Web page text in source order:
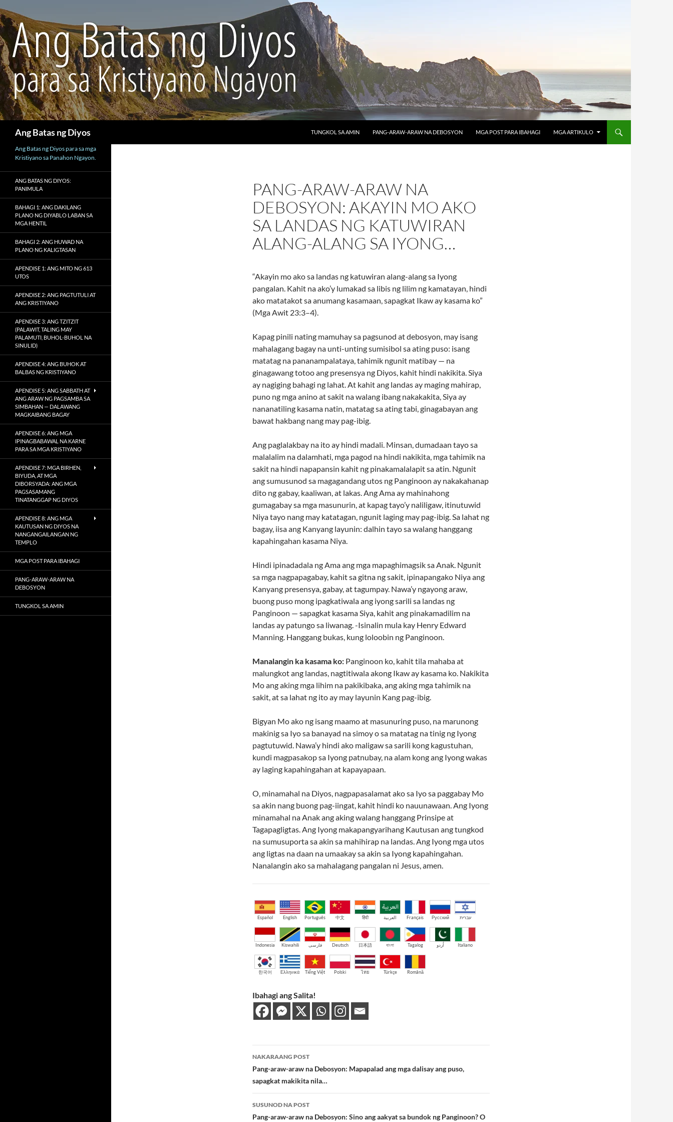
Ang Batas ng Diyos
TUNGKOL SA AMIN
PANG-ARAW-ARAW NA DEBOSYON MGA POST PARA IBAHAGI MGA ARTIKULO
PANG-ARAW-ARAW NA
DEBOSYON: AKAYIN MO AKO
SA LANDAS NG KATUWIRAN
ALANG-ALANG SA IYONG…
“Akayin mo ako sa landas ng katuwiran alang-alang sa Iyong
pangalan. Kahit na ako’y lumakad sa libis ng lilim ng kamatayan, hindi
ako matatakot sa anumang kasamaan, sapagkat Ikaw ay kasama ko”
(Mga Awit 23:3–4).
Kapag pinili nating mamuhay sa pagsunod at debosyon, may isang
mahalagang bagay na unti-unting sumisibol sa ating puso: isang
matatag na pananampalataya, tahimik ngunit matibay — na
ginagawang totoo ang presensya ng Diyos, kahit hindi nakikita. Siya
ay nagiging bahagi ng lahat. At kahit ang landas ay maging mahirap,
puno ng mga anino at sakit na walang ibang nakakakita, Siya ay
nananatiling kasama natin, matatag sa ating tabi, ginagabayan ang
bawat hakbang nang may pag-ibig.
Ang paglalakbay na ito ay hindi madali. Minsan, dumadaan tayo sa
malalalim na dalamhati, mga pagod na hindi nakikita, mga tahimik na
sakit na hindi napapansin kahit ng pinakamalalapit sa atin. Ngunit
ang sumusunod sa magagandang utos ng Panginoon ay nakakahanap
dito ng gabay, kaaliwan, at lakas. Ang Ama ay mahinahong
gumagabay sa mga masunurin, at kapag tayo’y naliligaw, itinutuwid
Niya tayo nang may katatagan, ngunit laging may pag-ibig. Sa lahat ng
bagay, iisa ang Kanyang layunin: dalhin tayo sa walang hanggang
kapahingahan kasama Niya.
Hindi ipinadadala ng Ama ang mga mapaghimagsik sa Anak. Ngunit
sa mga nagpapagabay, kahit sa gitna ng sakit, ipinapangako Niya ang
Kanyang presensya, gabay, at tagumpay. Nawa’y ngayong araw,
buong puso mong ipagkatiwala ang iyong sarili sa landas ng
Panginoon — sapagkat kasama Siya, kahit ang pinakamadilim na
landas ay patungo sa liwanag. -Isinalin mula kay Henry Edward
Manning. Hanggang bukas, kung loloobin ng Panginoon.
Manalangin ka kasama ko: Panginoon ko, kahit tila mahaba at
malungkot ang landas, nagtitiwala akong Ikaw ay kasama ko. Nakikita
Mo ang aking mga lihim na pakikibaka, ang aking mga tahimik na
sakit, at sa lahat ng ito ay may layunin Kang pag-ibig.
Bigyan Mo ako ng isang maamo at masunuring puso, na marunong
makinig sa Iyo sa banayad na simoy o sa matatag na tinig ng Iyong
pagtutuwid. Nawa’y hindi ako maligaw sa sarili kong kagustuhan,
kundi magpasakop sa Iyong patnubay, na alam kong ang Iyong wakas
ay laging kapahingahan at kapayapaan.
O, minamahal na Diyos, nagpapasalamat ako sa Iyo sa paggabay Mo
sa akin nang buong pag-iingat, kahit hindi ko nauunawaan. Ang Iyong
minamahal na Anak ang aking walang hanggang Prinsipe at
Tagapagligtas. Ang Iyong makapangyarihang Kautusan ang tungkod
na sumusuporta sa akin sa mahihirap na landas. Ang Iyong mga utos
ang ligtas na daan na umaakay sa akin sa Iyong kapahingahan.
Nanalangin ako sa mahalagang pangalan ni Jesus, amen.
Español English Português 中文 हिंदी العربية Français Русский עברית
Indonesia Kiswahili فارسی Deutsch 日本語 বাংলা Tagalog اُردو Italiano
한국어 Ελληνικά Tiếng Việt Polski ไทย Türkçe Română
Ibahagi ang Salita!
Post
navigation
NAKARAANG POST
Pang-araw-araw na Debosyon: Mapapalad ang mga dalisay ang puso,
sapagkat makikita nila…
SUSUNOD NA POST
Pang-araw-araw na Debosyon: Sino ang aakyat sa bundok ng Panginoon? O
Ang Batas ng Diyos para sa mga
Kristiyano sa Panahon Ngayon.
ANG BATAS NG DIYOS:
PANIMULA
BAHAGI 1: ANG DAKILANG
PLANO NG DIYABLO LABAN SA
MGA HENTIL
BAHAGI 2: ANG HUWAD NA
PLANO NG KALIGTASAN
APENDISE 1: ANG MITO NG 613
UTOS
APENDISE 2: ANG PAGTUTULI AT
ANG KRISTIYANO
APENDISE 3: ANG TZITZIT
(PALAWIT, TALING MAY
PALAMUTI, BUHOL-BUHOL NA
SINULID)
APENDISE 4: ANG BUHOK AT
BALBAS NG KRISTIYANO
APENDISE 5: ANG SABBATH AT
ANG ARAW NG PAGSAMBA SA
SIMBAHAN — DALAWANG
MAGKAIBANG BAGAY
APENDISE 6: ANG MGA
IPINAGBABAWAL NA KARNE
PARA SA MGA KRISTIYANO
APENDISE 7: MGA BIRHEN,
BIYUDA, AT MGA
DIBORSYADA: ANG MGA
PAGSASAMANG
TINATANGGAP NG DIYOS
APENDISE 8: ANG MGA
KAUTUSAN NG DIYOS NA
NANGANGAILANGAN NG
TEMPLO
MGA POST PARA IBAHAGI
PANG-ARAW-ARAW NA
DEBOSYON
TUNGKOL SA AMIN